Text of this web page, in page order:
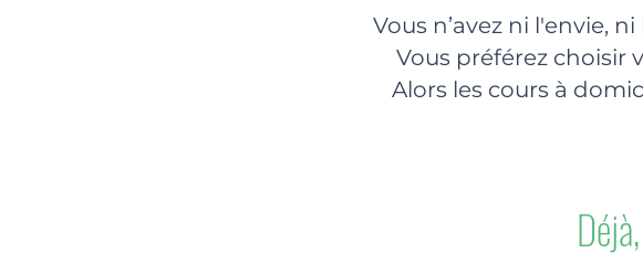
Vous n’avez ni l'envie,
Vous préférez choisir
Alors les cours à